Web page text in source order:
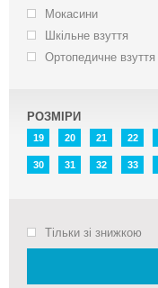
Мокасини
Шкільне взуття
Ортопедичне взуття
РОЗМІРИ
19 20 21 22
30 31 32 33
Тільки зі знижкою